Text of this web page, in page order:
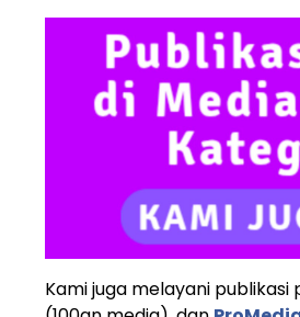
Kami juga melayani publikasi